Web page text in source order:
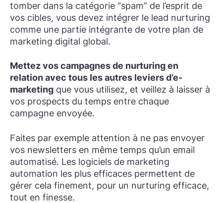
tomber dans la catégorie “spam” de l’esprit de
vos cibles, vous devez intégrer le lead nurturing
comme une partie intégrante de votre plan de
marketing digital global.
Mettez vos campagnes de nurturing en
relation avec tous les autres leviers d’e-
marketing que vous utilisez, et veillez à laisser à
vos prospects du temps entre chaque
campagne envoyée.
Faites par exemple attention à ne pas envoyer
vos newsletters en même temps qu’un email
automatisé. Les logiciels de marketing
automation les plus efficaces permettent de
gérer cela finement, pour un nurturing efficace,
tout en finesse.